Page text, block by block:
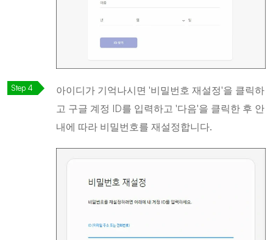
아이디가 기억나시면 '비밀번호 재설정'을 클릭하
고 구글 계정 ID를 입력하고 '다음'을 클릭한 후 안
내에 따라 비밀번호를 재설정합니다.